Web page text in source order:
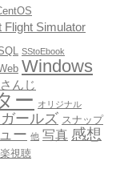
Flight Simulator
SStoEbook
Windows
んじ
ー オリジナル
ールズ スナップ
ー 他 写真 感想
視聴